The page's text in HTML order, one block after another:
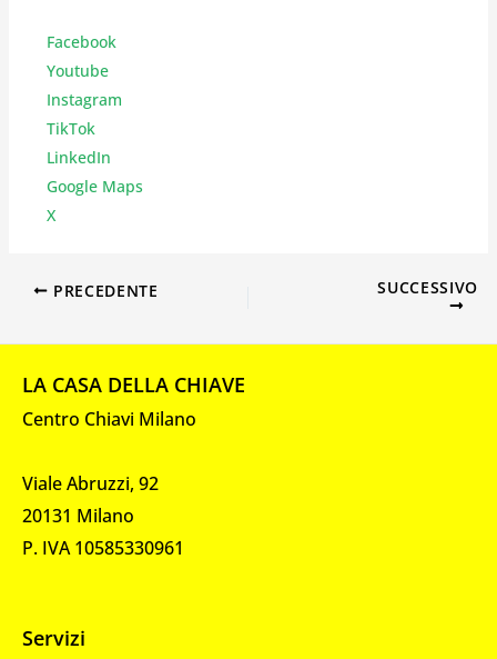
Facebook
Youtube
Instagram
TikTok
LinkedIn
Google Maps
X
PRECEDENTE SUCCESSIVO
LA CASA DELLA CHIAVE
Centro Chiavi Milano
Viale Abruzzi, 92
20131 Milano
P. IVA 10585330961
Servizi